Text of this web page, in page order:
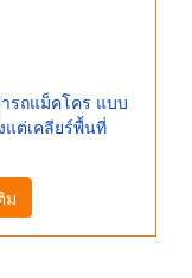
รถแม็คโคร แบบ
แต่เคลียร์พื้นที่
ม